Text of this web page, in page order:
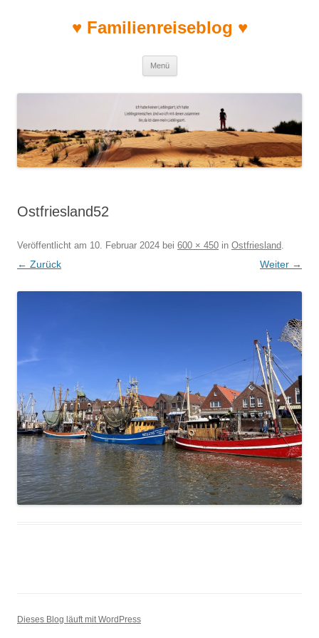
♥ Familienreiseblog ♥
Menü
Ostfriesland52
Veröffentlicht am 10. Februar 2024 bei 600 × 450 in Ostfriesland.
← Zurück Weiter →
Dieses Blog läuft mit WordPress